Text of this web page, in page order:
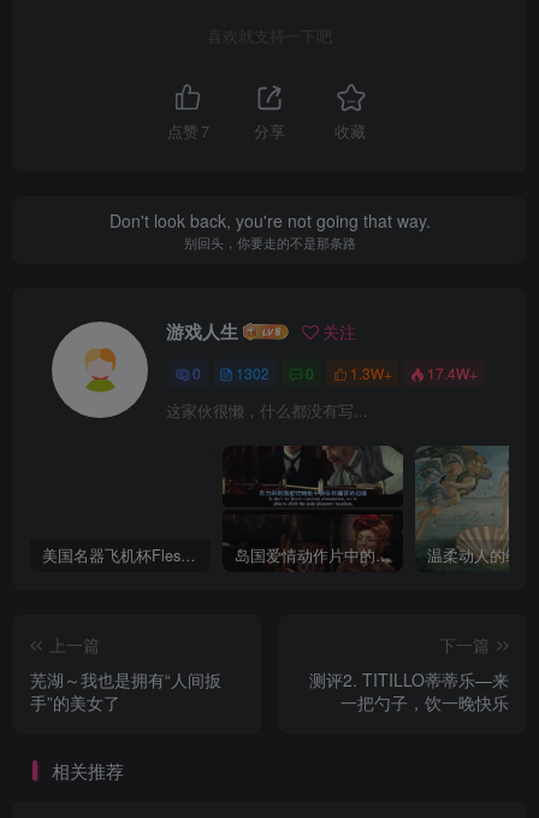
喜欢就支持一下吧
点赞 7 分享 收藏
Don't look back, you're not going that way.
别回头，你要走的不是那条路
游戏人生 关注
0 1302 0 1.3W+ 17.4W+
这家伙很懒，什么都没有写...
美国名器飞机杯Fleshlight 【Quickshot-Vantage 双头飞机杯】完全评测 岛国爱情动作片中的AV棒到底有多猛？成人用品震动棒的发展史！
上一篇
芜湖～我也是拥有“人间扳
手”的美女了
下一篇
测评2. TITILLO蒂蒂乐—来
一把勺子，饮一晚快乐
相关推荐